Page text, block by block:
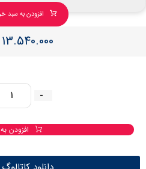
افزودن به سبد
13.540.000
-
افزودن